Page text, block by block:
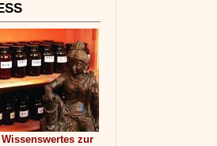
Wissenswertes zur